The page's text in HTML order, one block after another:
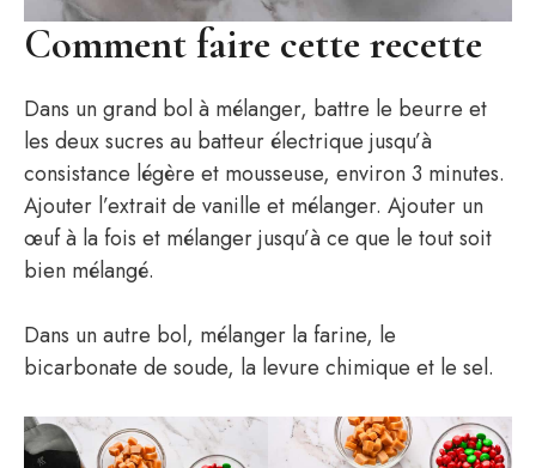
Comment faire cette recette
Dans un grand bol à mélanger, battre le beurre et
les deux sucres au batteur électrique jusqu’à
consistance légère et mousseuse, environ 3 minutes.
Ajouter l’extrait de vanille et mélanger. Ajouter un
œuf à la fois et mélanger jusqu’à ce que le tout soit
bien mélangé.
Dans un autre bol, mélanger la farine, le
bicarbonate de soude, la levure chimique et le sel.